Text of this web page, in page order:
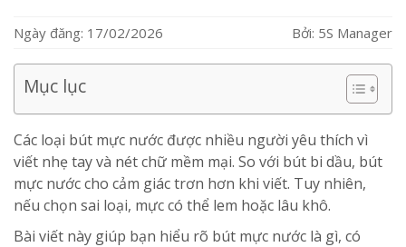
Ngày đăng: 17/02/2026 Bởi: 5S Manager
Mục lục
Các loại bút mực nước được nhiều người yêu thích vì
viết nhẹ tay và nét chữ mềm mại. So với bút bi dầu, bút
mực nước cho cảm giác trơn hơn khi viết. Tuy nhiên,
nếu chọn sai loại, mực có thể lem hoặc lâu khô.
Bài viết này giúp bạn hiểu rõ bút mực nước là gì, có